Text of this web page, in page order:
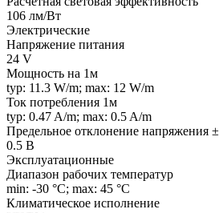
106 лм/Вт
Электрические
Напряжение питания
24 V
Мощность на 1м
typ: 11.3 W/m; max: 12 W/m
Ток потребления 1м
typ: 0.47 A/m; max: 0.5 A/m
Предельное отклонение напряжения ±
0.5 В
Эксплуатационные
Диапазон рабочих температур
min: -30 °C; max: 45 °C
Климатическое исполнение